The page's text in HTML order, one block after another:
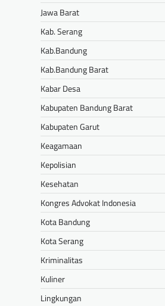
Jawa Barat
Kab. Serang
Kab.Bandung
Kab.Bandung Barat
Kabar Desa
Kabupaten Bandung Barat
Kabupaten Garut
Keagamaan
Kepolisian
Kesehatan
Kongres Advokat Indonesia
Kota Bandung
Kota Serang
Kriminalitas
Kuliner
Lingkungan